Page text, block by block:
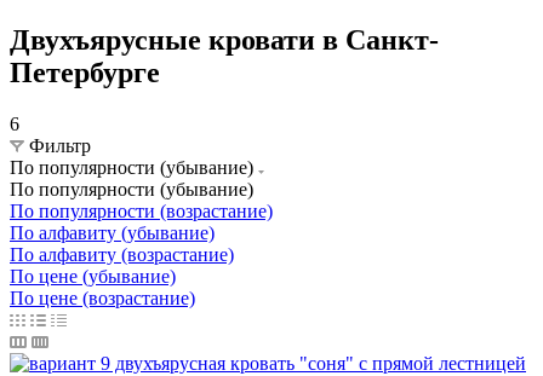
Двухъярусные кровати в Санкт-
Петербурге
6
Фильтр
По популярности (убывание)
По популярности (убывание)
По популярности (возрастание)
По алфавиту (убывание)
По алфавиту (возрастание)
По цене (убывание)
По цене (возрастание)